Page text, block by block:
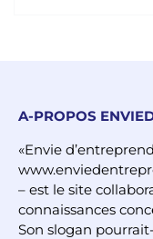
A-PROPOS
«Envie
– est le site
connaissances
Son slogan